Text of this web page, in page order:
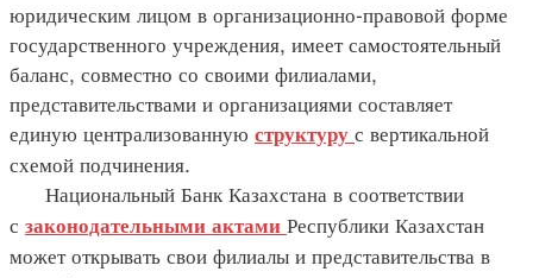
юридическим лицом в организационно-правовой форме
государственного учреждения, имеет самостоятельный
баланс, совместно со своими филиалами,
представительствами и организациями составляет
единую централизованную структуру с вертикальной
схемой подчинения.
Национальный Банк Казахстана в соответствии
с законодательными актами Республики Казахстан
может открывать свои филиалы и представительства в